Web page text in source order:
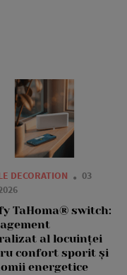
DECORATION
03
TaHoma® switch:
al locuinței
confort sporit și
energetice